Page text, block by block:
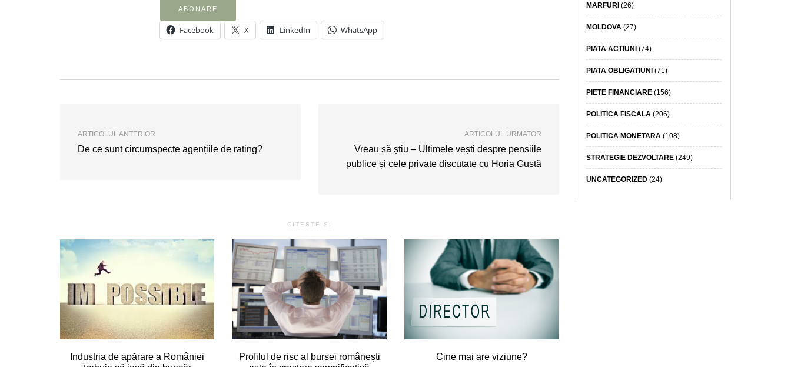
Facebook X LinkedIn WhatsApp
ARTICOLUL ANTERIOR
De ce sunt circumspecte agențiile de rating?
ARTICOLUL URMATOR
Vreau să știu – Ultimele vești despre pensiile
publice și cele private discutate cu Horia Gustă
CITESTE SI
Industria de apărare a României
Profilul de risc al bursei românești
Cine mai are viziune?
MARFURI(26)
MOLDOVA (27)
PIATA ACTIUNI(74)
PIATA OBLIGATIUNI(71)
PIETE FINANCIARE(156)
POLITICA FISCALA (206)
POLITICA MONETARA (108)
STRATEGIE DEZVOLTARE(249)
UNCATEGORIZED(24)